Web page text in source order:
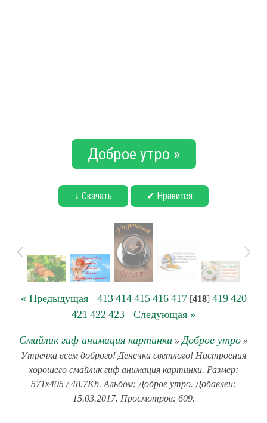
Доброе утро »
↓ Скачать ✔ Нравится
« Предыдущая| 413 414 415 416 417[418] 419 420
421 422 423 | Следующая »
Смайлик гиф анимация картинки » Доброе утро »
Утречка всем доброго! Денечка светлого! Настроения
хорошего смайлик гиф анимация картинки. Размер:
571x405 / 48.7Kb. Альбом: Доброе утро. Добавлен:
15.03.2017. Просмотров: 609.